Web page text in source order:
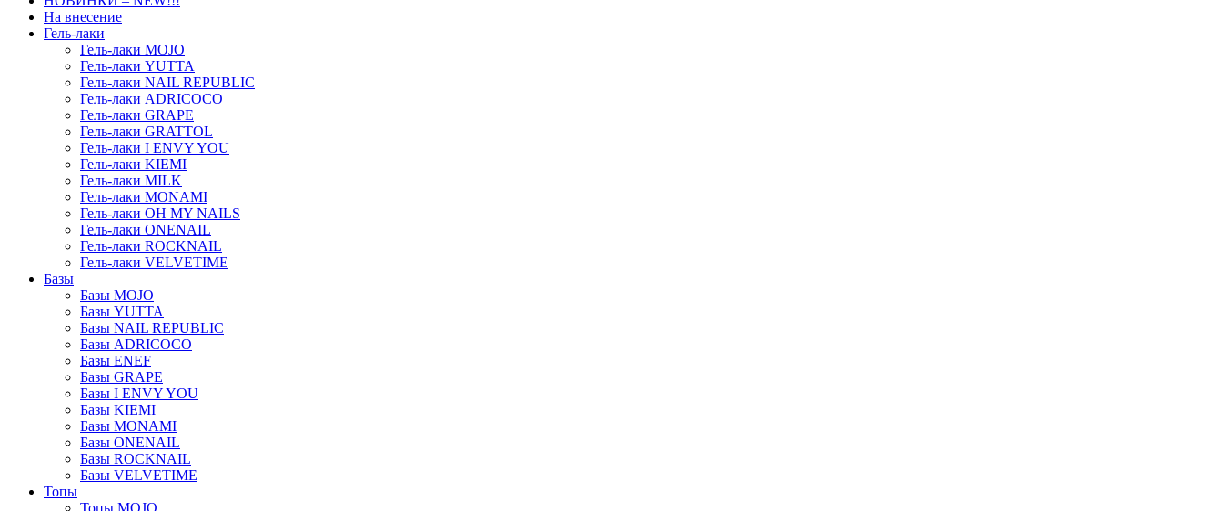
На внесение
Гель-лаки
Гель-лаки MOJO
Гель-лаки YUTTA
Гель-лаки NAIL REPUBLIC
Гель-лаки ADRICOCO
Гель-лаки GRAPE
Гель-лаки GRATTOL
Гель-лаки I ENVY YOU
Гель-лаки KIEMI
Гель-лаки MILK
Гель-лаки MONAMI
Гель-лаки OH MY NAILS
Гель-лаки ONENAIL
Гель-лаки ROCKNAIL
Гель-лаки VELVETIME
Базы
Базы MOJO
Базы YUTTA
Базы NAIL REPUBLIC
Базы ADRICOCO
Базы ENEF
Базы GRAPE
Базы I ENVY YOU
Базы KIEMI
Базы MONAMI
Базы ONENAIL
Базы ROCKNAIL
Базы VELVETIME
Топы
Топы MOJO